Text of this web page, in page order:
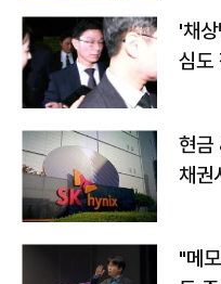
'채
심도
현금
채
"메